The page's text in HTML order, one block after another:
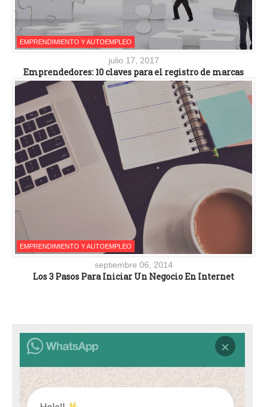
EMPRENDIMIENTO Y AUTOEMPLEO
julio 17, 2017
Emprendedores: 10 claves para el registro de marcas
EMPRENDIMIENTO Y AUTOEMPLEO
septiembre 06, 2014
Los 3 Pasos Para Iniciar Un Negocio En Internet